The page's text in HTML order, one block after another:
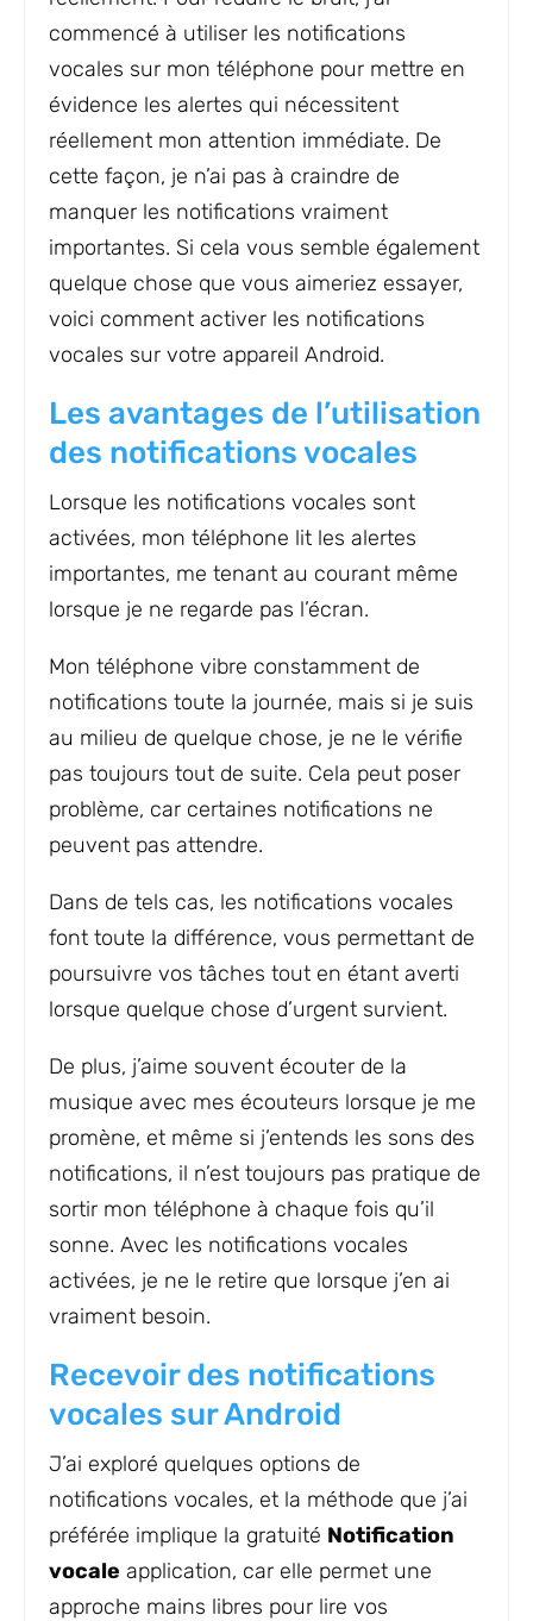
commencé à utiliser les notifications
vocales sur mon téléphone pour mettre en
évidence les alertes qui nécessitent
réellement mon attention immédiate. De
cette façon, je n’ai pas à craindre de
manquer les notifications vraiment
importantes. Si cela vous semble également
quelque chose que vous aimeriez essayer,
voici comment activer les notifications
vocales sur votre appareil Android.
Les avantages de l’utilisation
des notifications vocales
Lorsque les notifications vocales sont
activées, mon téléphone lit les alertes
importantes, me tenant au courant même
lorsque je ne regarde pas l’écran.
Mon téléphone vibre constamment de
notifications toute la journée, mais si je suis
au milieu de quelque chose, je ne le vérifie
pas toujours tout de suite. Cela peut poser
problème, car certaines notifications ne
peuvent pas attendre.
Dans de tels cas, les notifications vocales
font toute la différence, vous permettant de
poursuivre vos tâches tout en étant averti
lorsque quelque chose d’urgent survient.
De plus, j’aime souvent écouter de la
musique avec mes écouteurs lorsque je me
promène, et même si j’entends les sons des
notifications, il n’est toujours pas pratique de
sortir mon téléphone à chaque fois qu’il
sonne. Avec les notifications vocales
activées, je ne le retire que lorsque j’en ai
vraiment besoin.
Recevoir des notifications
vocales sur Android
J’ai exploré quelques options de
notifications vocales, et la méthode que j’ai
préférée implique la gratuité Notification
vocale application, car elle permet une
approche mains libres pour lire vos